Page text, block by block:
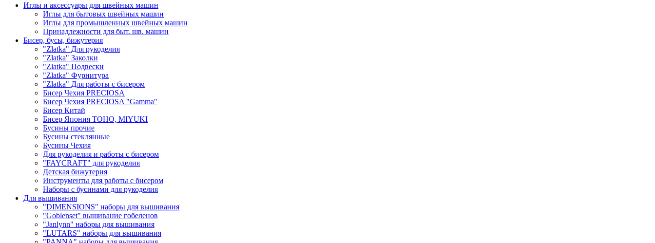
Иглы и аксессуары для швейных машин
Иглы для бытовых швейных машин
Иглы для промышленных швейных машин
Принадлежности для быт. шв. машин
Бисер, бусы, бижутерия
"Zlatka" Для рукоделия
"Zlatka" Заколки
"Zlatka" Подвески
"Zlatka" Фурнитура
"Zlatka" Для работы с бисером
Бисер Чехия PRECIOSA
Бисер Чехия PRECIOSA "Gamma"
Бисер Китай
Бисер Япония TOHO, MIYUKI
Бусины прочие
Бусины стеклянные
Бусины Чехия
Для рукоделия и работы с бисером
"FAYCRAFT" для рукоделия
Детская бижутерия
Инструменты для работы с бисером
Наборы с бусинами для рукоделия
Для вышивания
"DIMENSIONS" наборы для вышивания
"Goblenset" вышивание гобеленов
"Janlynn" наборы для вышивания
"LUTARS" наборы для вышивания